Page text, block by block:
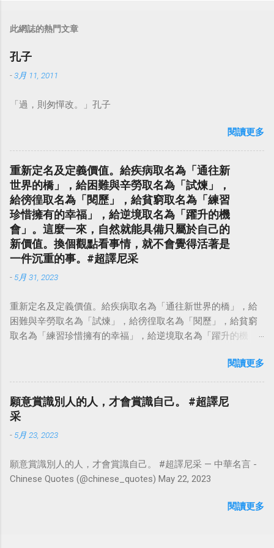
此網誌的熱門文章
孔子
-3月 11, 2011
「過，則匆憚改。」孔子
閱讀更多
重新定名及定義價值。給疾病取名為「通往新
世界的橋」，給困難與辛勞取名為「試煉」，
給徬徨取名為「閱歷」，給貧窮取名為「練習
珍惜擁有的幸福」，給逆境取名為「躍升的機
會」。這麼一來，自然就能具備只屬於自己的
新價值。換個觀點看事情，就不會覺得活著是
一件沉重的事。#超譯尼采
- 5月 31, 2023
重新定名及定義價值。給疾病取名為「通往新世界的橋」，給
困難與辛勞取名為「試煉」，給徬徨取名為「閱歷」，給貧窮
取名為「練習珍惜擁有的幸福」，給逆境取名為「躍升的機
點看事情，就不會覺得活著是一件沉重的事。#超譯尼采 — 中
華名言 - Chinese Quotes (@chinese_quotes) May 23, 2023
閱讀更多
願意賞識別人的人，才會賞識自己。 #超譯尼
采
- 5月 23, 2023
願意賞識別人的人，才會賞識自己。 #超譯尼采 — 中華名言 -
Chinese Quotes (@chinese_quotes) May 22, 2023
閱讀更多